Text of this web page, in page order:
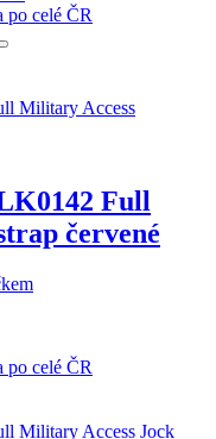
po celé ČR
Full
červené
po celé ČR